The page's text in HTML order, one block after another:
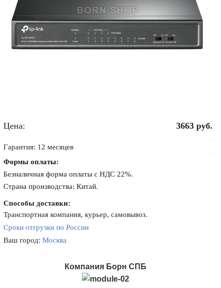
Цена: 3663 руб.
Гарантия: 12 месяцев
Формы оплаты:
Безналичная форма оплаты с НДС 22%.
Страна производства: Китай.
Способы доставки:
Транспортная компания, курьер, самовывоз.
Сроки отгрузки по России
Ваш город:Москва
Компания Борн СПБ